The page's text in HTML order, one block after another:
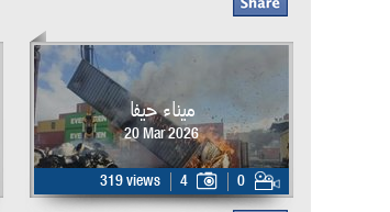
ميناء حيفا
20 Mar 2026
319 views 4 0